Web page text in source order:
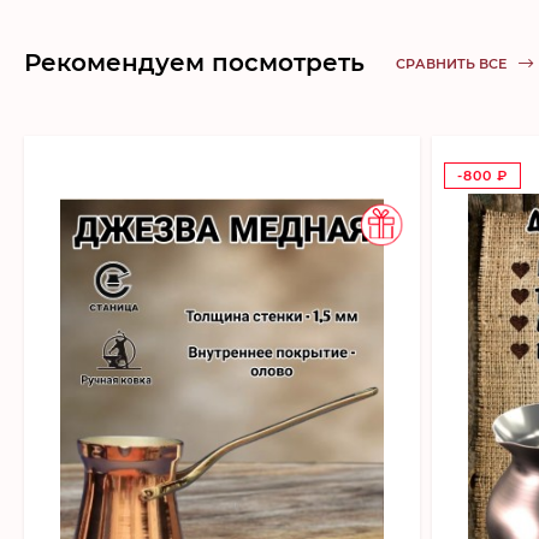
Рекомендуем посмотреть СРАВНИТЬ ВСЕ
-800₽